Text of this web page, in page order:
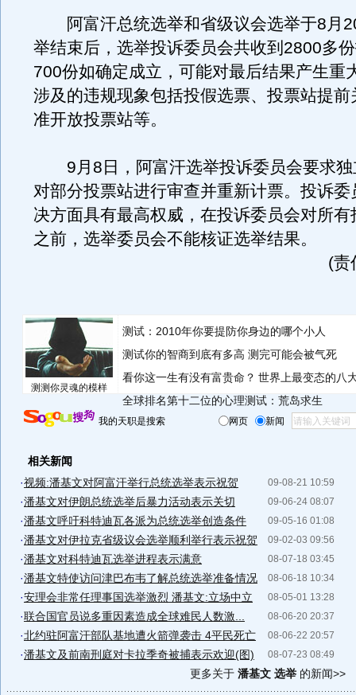
阿富汗总统选举和省级议会选举于8月
举结束后，选举投诉委员会共收到2800多
700份如确定成立，可能对最后结果产生重
涉及的违规现象包括投假选票、投票站提前
准开放投票站等。
9月8日，阿富汗选举投诉委员会要求独
对部分投票站进行审查并重新计票。投诉委
决方面具有最高权威，在投诉委员会对所有
之前，选举委员会不能核证选举结果。
(责
测测你灵魂的模样
测试：2010年你要提防你身边的哪个小人
测试你的智商到底有多高 测完可能会被气死
看你这一生有没有富贵命？ 世界上最变态的八
全球排名第十二位的心理测试：荒岛求生
我的天职是搜索 网页 新闻
相关新闻
09-08-21 10:59
·视频:潘基文对阿富汗举行总统选举表示祝贺
09-06-24 08:07
·潘基文对伊朗总统选举后暴力活动表示关切
09-05-16 01:08
·潘基文呼吁科特迪瓦各派为总统选举创造条件
09-02-03 09:56
·潘基文对伊拉克省级议会选举顺利举行表示祝贺
08-07-18 03:45
·潘基文对科特迪瓦选举进程表示满意
08-06-18 10:34
·潘基文特使访问津巴布韦了解总统选举准备情况
08-05-01 13:28
·安理会非常任理事国选举激烈 潘基文:立场中立
08-06-20 20:37
·联合国官员说多重因素造成全球难民人数激...
08-06-22 20:57
·北约驻阿富汗部队基地遭火箭弹袭击 4平民死亡
08-07-23 08:49
·潘基文及前南刑庭对卡拉季奇被捕表示欢迎(图)
更多关于 潘基文 选举 的新闻>>